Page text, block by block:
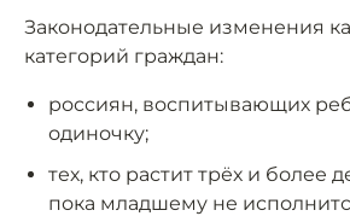
Законодательные изменения
категорий граждан:
россиян, воспитывающих
одиночку;
тех, кто растит трёх и более
пока младшему не